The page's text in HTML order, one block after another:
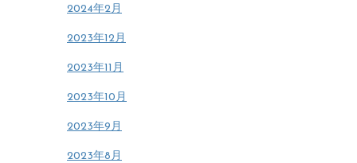
2024年2月
2023年12月
2023年11月
2023年10月
2023年9月
2023年8月